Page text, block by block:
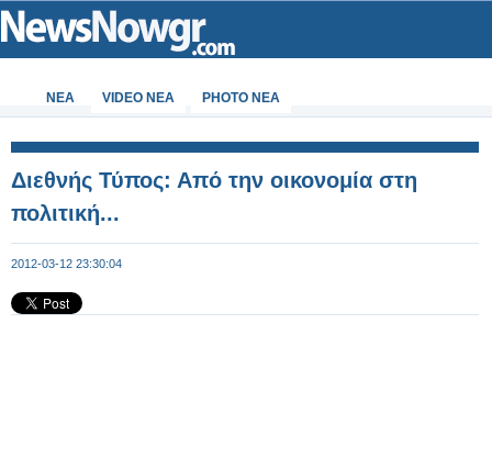
ΝΕΑ VIDEO NEA PHOTO NEA
Διεθνής Τύπος: Από την οικονομία στη
πολιτική...
2012-03-12 23:30:04